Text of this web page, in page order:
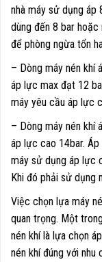
nhà máy sử dụng áp
dùng đến 8 bar
để phòng ngừa tổn
– Dòng máy nén khí
áp lực max đạt 12
máy yêu cầu áp lực
– Dòng máy nén
áp lực cao 14bar.
máy sử dụng áp lực
Khi đó phải sử dụng
Việc chọn lựa máy
quan trọng. Một
nén khí là lựa chọn
nén khí đúng với